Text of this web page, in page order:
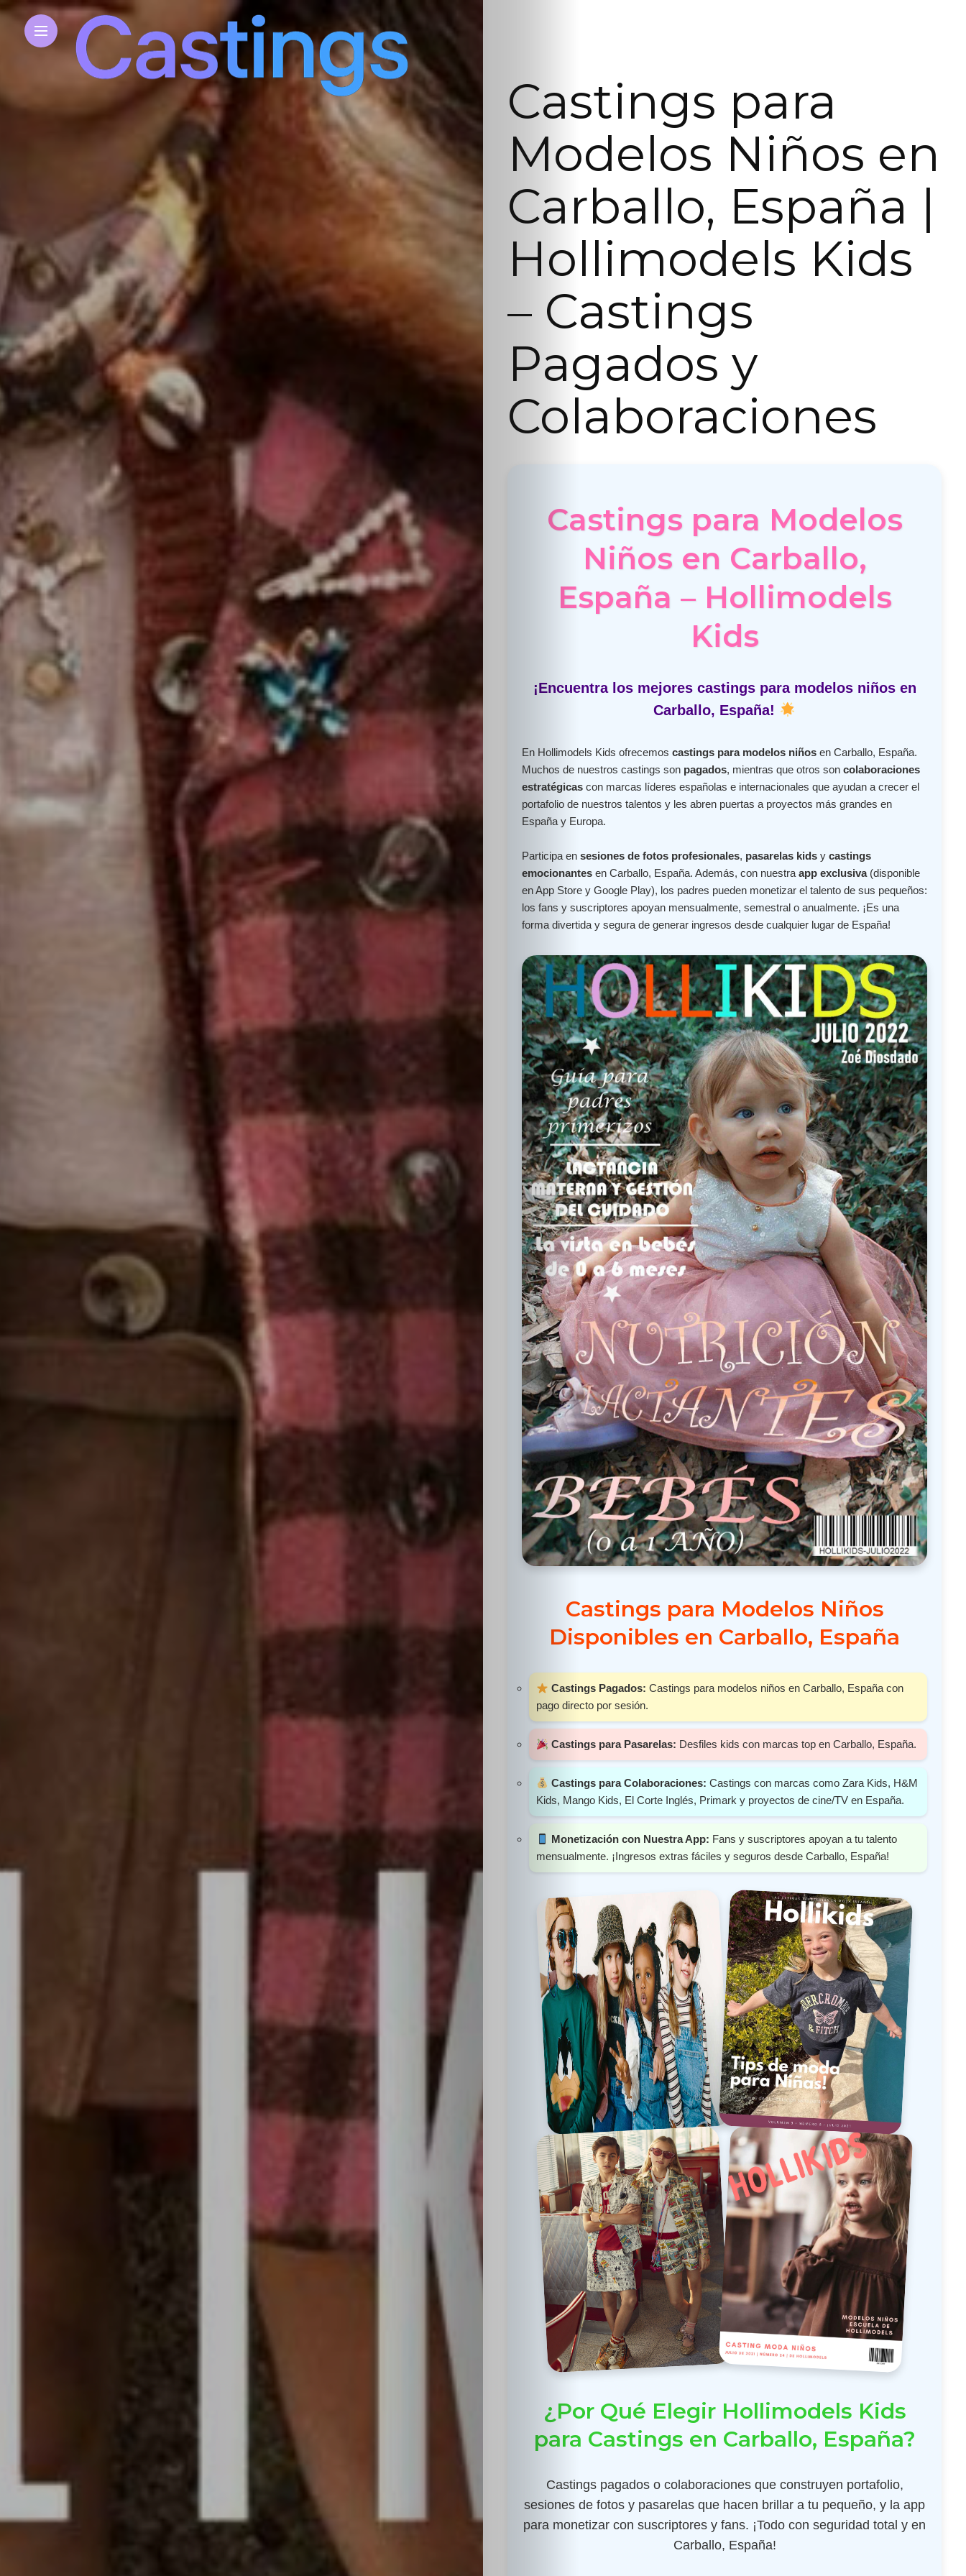
Inicio
Casting
Bershka
Casting
SHEIN
Casting
Sabritas
Casting
HolliKids
Contacto
Search
Castings para
Modelos Niños en
Carballo, España |
Hollimodels Kids
– Castings
Pagados y
Colaboraciones
Castings para Modelos
Niños en Carballo,
España – Hollimodels
Kids
¡Encuentra los mejores castings para modelos niños en
Carballo, España!
En Hollimodels Kids ofrecemos castings para modelos niñosen Carballo, España.
Muchos de nuestros castings son pagados, mientras que otros son colaboraciones
estratégicascon marcas líderes españolas e internacionales que ayudan a crecer el
portafolio de nuestros talentos y les abren puertas a proyectos más grandes en
España y Europa.
Participa en sesiones de fotos profesionales, pasarelas kidsy castings
emocionantesen Carballo, España. Además, con nuestra app exclusiva(disponible
en App Store y Google Play), los padres pueden monetizar el talento de sus pequeños:
los fans y suscriptores apoyan mensualmente, semestral o anualmente. ¡Es una
forma divertida y segura de generar ingresos desde cualquier lugar de España!
Castings para Modelos Niños
Disponibles en Carballo, España
Castings Pagados: Castings para modelos niños en Carballo, España con
pago directo por sesión.
Castings para Pasarelas: Desfiles kids con marcas top en Carballo, España.
Castings para Colaboraciones: Castings con marcas como Zara Kids, H&M
Kids, Mango Kids, El Corte Inglés, Primark y proyectos de cine/TV en España.
Monetización con Nuestra App: Fans y suscriptores apoyan a tu talento
mensualmente. ¡Ingresos extras fáciles y seguros desde Carballo, España!
¿Por Qué Elegir Hollimodels Kids
para Castings en Carballo, España?
Castings pagados o colaboraciones que construyen portafolio,
sesiones de fotos y pasarelas que hacen brillar a tu pequeño, y la app
para monetizar con suscriptores y fans. ¡Todo con seguridad total y en
Carballo, España!